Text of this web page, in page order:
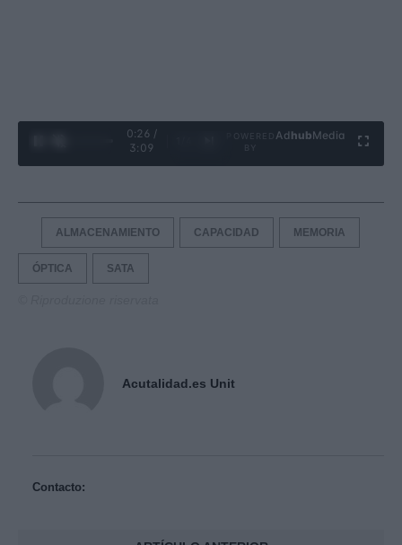
0:27 /
3:09
Ad hubMedia
ALMACENAMIENTO CAPACIDAD MEMORIA
ÓPTICA SATA
Acutalidad.es Unit
Contacto: